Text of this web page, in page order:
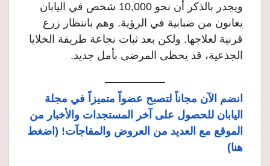
ويجدر بالذكر أن نحو 10,000 شخص في اليابان
يعانون من ضبابية في الرؤية. وهم بانتظار زرع
قرنية لعلاجها. ولكن بعد ثبات نجاعة طريقة الخلايا
الجذعية، قد يحظى المرضى بأمل جديد.
انضم الآن مجاناً لتصبح عضواً متميزاً في مجلة
اليابان للحصول على آخر المستجدات والأخبار من
الموقع مع العديد من العروض والمفاجآت! (اضغط
هنا)